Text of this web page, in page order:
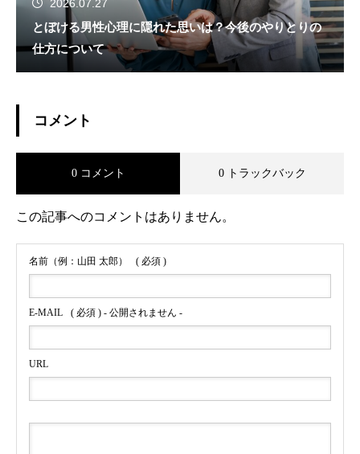
2026.07.27
とぼける男性心理に隠れた思いは？今後のやりとりの
仕方について
コメント
0 コメント 0 トラックバック
この記事へのコメントはありません。
名前（例：山田 太郎） ( 必須 )
E-MAIL ( 必須 ) - 公開されません -
URL